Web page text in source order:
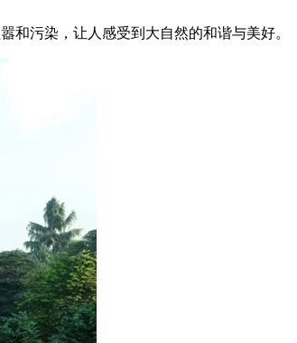
污染，让人感受到大自然的和谐与美好。